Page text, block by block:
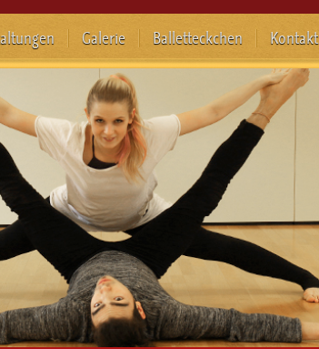
Galerie Balletteckchen Kontakt